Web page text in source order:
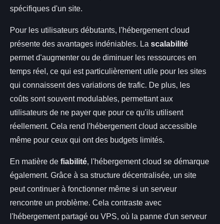
spécifiques d'un site.
Pour les utilisateurs débutants, l'hébergement cloud
présente des avantages indéniables. La scalabilité
permet d'augmenter ou de diminuer les ressources en
temps réel, ce qui est particulièrement utile pour les sites
qui connaissent des variations de trafic. De plus, les
coûts sont souvent modulables, permettant aux
utilisateurs de ne payer que pour ce qu'ils utilisent
réellement. Cela rend l'hébergement cloud accessible
même pour ceux qui ont des budgets limités.
En matière de fiabilité, l'hébergement cloud se démarque
également. Grâce à sa structure décentralisée, un site
peut continuer à fonctionner même si un serveur
rencontre un problème. Cela contraste avec
l'hébergement partagé ou VPS, où la panne d'un serveur